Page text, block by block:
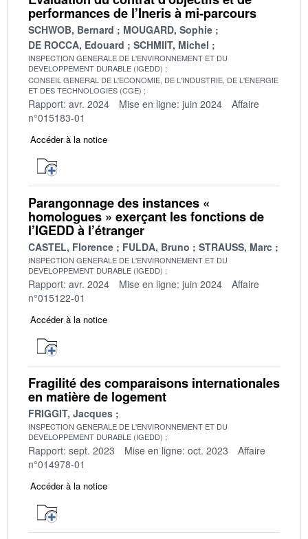
performances de l’Ineris à mi-parcours
SCHWOB, Bernard
MOUGARD, Sophie
DE ROCCA, Edouard
SCHMIIT, Michel
INSPECTION GENERALE DE L'ENVIRONNEMENT ET DU
DEVELOPPEMENT DURABLE (IGEDD)
CONSEIL GENERAL DE L'ECONOMIE, DE L'INDUSTRIE, DE L'ENERGIE
ET DES TECHNOLOGIES (CGE)
Rapport: avr. 2024 Mise en ligne: juin 2024
Affaire
n°015183-01
Accéder à la notice
Parangonnage des instances «
homologues » exerçant les fonctions de
l’IGEDD à l’étranger
CASTEL, Florence FULDA, Bruno STRAUSS, Marc
INSPECTION GENERALE DE L'ENVIRONNEMENT ET DU
DEVELOPPEMENT DURABLE (IGEDD)
Rapport: avr. 2024 Mise en ligne: juin 2024
Affaire
n°015122-01
Accéder à la notice
Fragilité des comparaisons internationales
en matière de logement
FRIGGIT, Jacques
INSPECTION GENERALE DE L'ENVIRONNEMENT ET DU
DEVELOPPEMENT DURABLE (IGEDD)
Rapport: sept. 2023 Mise en ligne: oct. 2023
Affaire
n°014978-01
Accéder à la notice